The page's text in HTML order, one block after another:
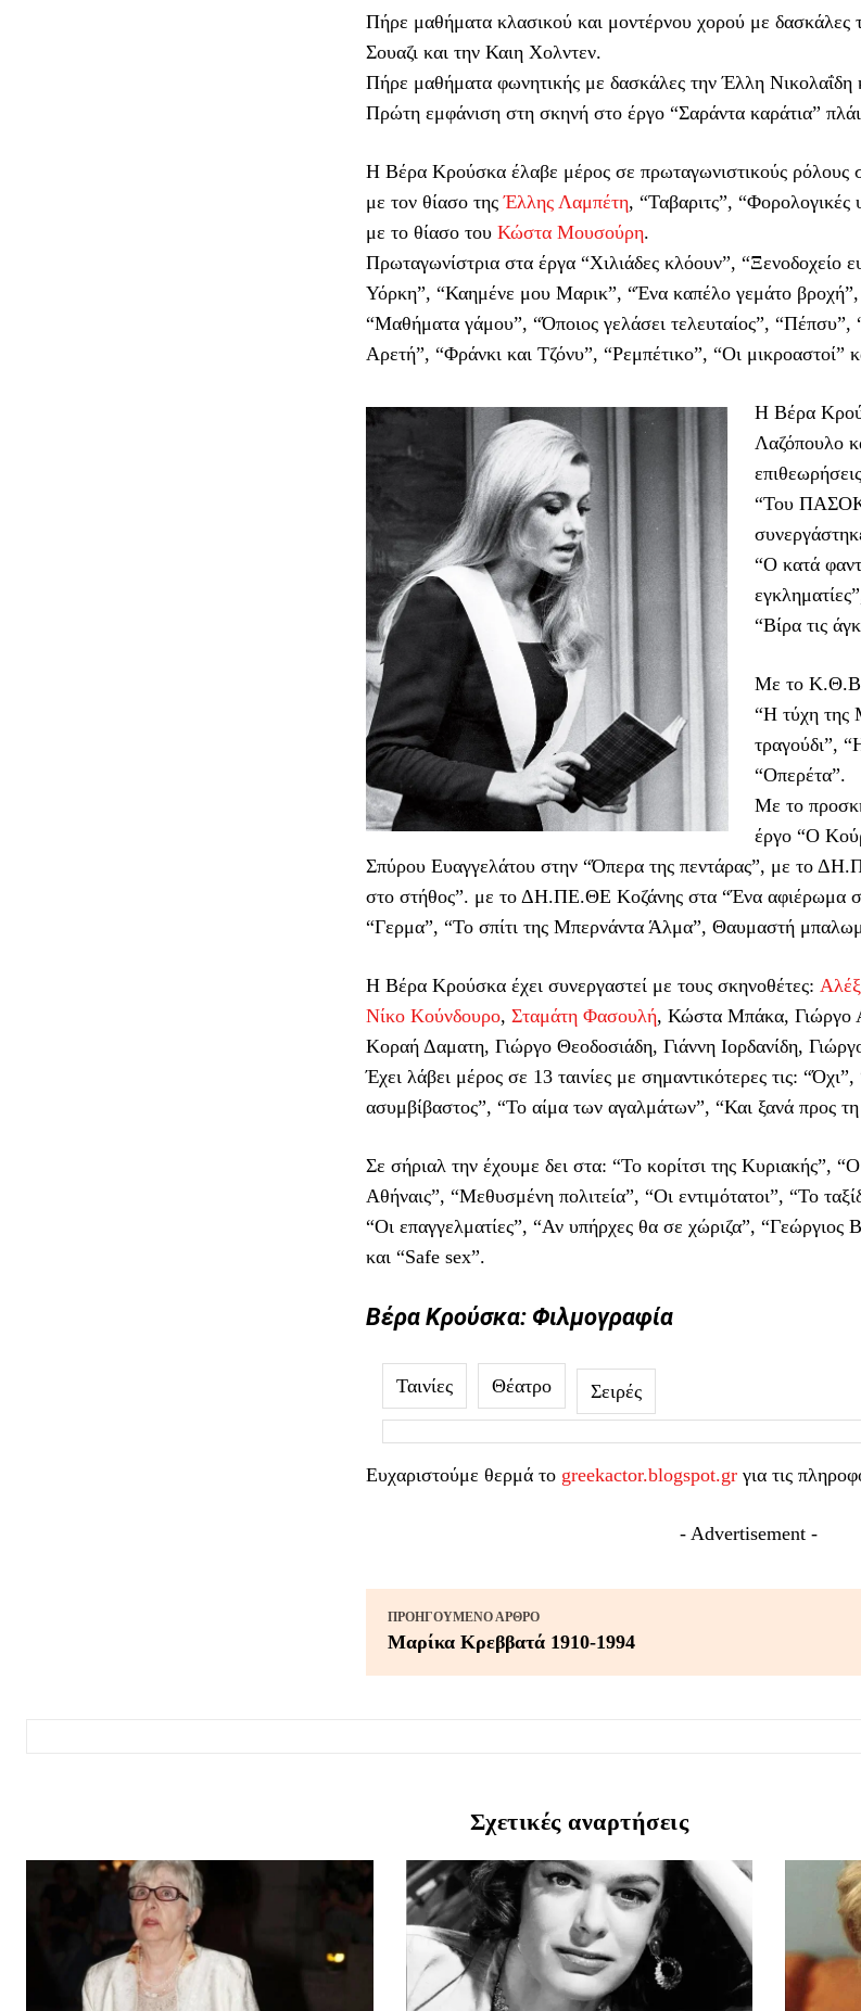
Πήρε μαθήματα κλασικού και μοντέρνου χορού με
Σουαζι και την Καιη Χολντεν.
Πήρε μαθήματα φωνητικής με δασκάλες την Έλλη Νικολαΐδη
Πρώτη εμφάνιση στη σκηνή στο έργο “Σαράντα καράτια”
Η Βέρα Κρούσκα έλαβε μέρος σε πρωταγωνιστικούς ρόλους
με τον θίασο τηςΈλλης Λαμπέτη, “Ταβαριτς”, “Φορολογικές
με το θίασο του Κώστα Μουσούρη.
Πρωταγωνίστρια στα έργα “Χιλιάδες κλόουν”, “Ξενοδοχείο
Υόρκη”, “Καημένε μου Μαρικ”, “Ένα καπέλο γεμάτο βροχή”,
“Μαθήματα γάμου”, “Όποιος γελάσει τελευταίος”,
Αρετή”, “Φράνκι και Τζόνυ”, “Ρεμπέτικο”, “Οι μικροαστοί”
Η Βέρα
Λαζόπουλο
“Του ΠΑΣΟΚ
“Ο κατά
“Βίρα τις
Με το
“Η τύχη της
τραγούδι”,
“Οπερέτα”.
Με το
έργο “Ο
Σπύρου Ευαγγελάτου στην “Όπερα της πεντάρας”, με το
στο στήθος”. με το ΔΗ.ΠΕ.ΘΕ Κοζάνης στα “Ένα αφιέρωμα
“Γερμα”, “Το σπίτι της Μπερνάντα Άλμα”, Θαυμαστή
Η Βέρα Κρούσκα έχει συνεργαστεί με τους σκηνοθέτες:
Νίκο Κούνδουρο, Σταμάτη Φασουλή, Κώστα Μπάκα, Γιώργο
Κοραή Δαματη, Γιώργο Θεοδοσιάδη, Γιάννη Ιορδανίδη,
Έχει λάβει μέρος σε 13 ταινίες με σημαντικότερες τις:
ασυμβίβαστος”, “Το αίμα των αγαλμάτων”, “Και ξανά προς
Σε σήριαλ την έχουμε δει στα: “Το κορίτσι της Κυριακής”, “Ο
Αθήναις”, “Μεθυσμένη πολιτεία”, “Οι εντιμότατοι”, “Το
“Οι επαγγελματίες”, “Αν υπήρχες θα σε χώριζα”, “Γεώργιος
και “Safe sex”.
Βέρα Κρούσκα: Φιλμογραφία
Ταινίες Θέατρο Σειρές
Ευχαριστούμε θερμά το greekactor.blogspot.grγια τις
- Advertisement -
ΠΡΟΗΓΟΎΜΕΝΟ ΆΡΘΡΟ
Μαρίκα Κρεββατά 1910-1994
Σχετικές αναρτήσεις